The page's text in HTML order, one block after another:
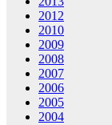
2012
2010
2009
2008
2007
2006
2005
2004